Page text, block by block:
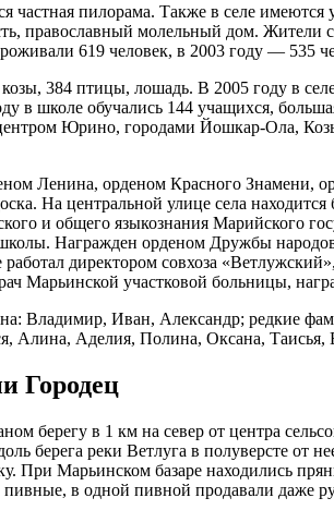
пилорама. Также в селе имеются
православный молельный дом. Жители
619 человек, в 2003 году — 535
384 птицы, лошадь. В 2005 году в
школе обучались 144 учащихся,
Юрино, городами Йошкар-Ола,
Ленина, орденом Красного Знамени,
На центральной улице села
и общего языкознания Марийского
Награжден орденом Дружбы
директором совхоза
Марьинской участковой больницы,
Владимир, Иван, Александр; редкие
Аделия, Полина, Оксана, Таисья,
Городец
берегу в 1 км на север от центра
берега реки Ветлуга в полуверсте от
Марьинском базаре находились
пивные, в одной пивной продавали даже